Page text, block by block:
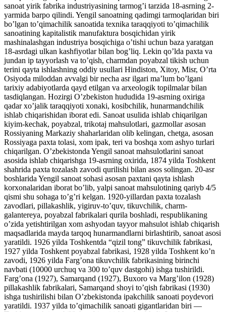
sanoat yirik fabrika industriyasining tarmog’i tarzida 18-asrning 2-
yarmida barpo qilindi. Yengil sanoatning qadimgi tarmoqlaridan biri
bo’lgan to’qimachilik sanoatida texnika taraqqiyoti to’qimachilik
sanoatining kapitalistik manufaktura bosqichidan yirik
mashinalashgan industriya bosqichiga o’tishi uchun baza yaratgan
18-asrdagi ulkan kashfiyotlar bilan bog’liq. Lekin qo’lda paxta va
jundan ip tayyorlash va to’qish, charmdan poyabzal tikish uchun
terini qayta ishlashning oddiy usullari Hindiston, Xitoy, Misr, O’rta
Osiyoda miloddan avvalgi bir necha asr ilgari ma’lum bo’lgani
tarixiy adabiyotlarda qayd etilgan va arxeologik topilmalar bilan
tasdiqlangan. Hozirgi O’zbekiston hududida 19-asrning oxiriga
qadar xo’jalik taraqqiyoti xonaki, kosibchilik, hunarmandchilik
ishlab chiqarishidan iborat edi. Sanoat usulida ishlab chiqarilgan
kiyim-kechak, poyabzal, trikotaj mahsulotlari, gazmollar asosan
Rossiyaning Markaziy shaharlaridan olib kelingan, chetga, asosan
Rossiyaga paxta tolasi, xom ipak, teri va boshqa xom ashyo turlari
chiqarilgan. O’zbekistonda Yengil sanoat mahsulotlarini sanoat
asosida ishlab chiqarishga 19-asrning oxirida, 1874 yilda Toshkent
shahrida paxta tozalash zavodi qurilishi bilan asos solingan. 20-asr
boshlarida Yengil sanoat sohasi asosan paxtani qayta ishlash
korxonalaridan iborat bo’lib, yalpi sanoat mahsulotining qariyb 4/5
qismi shu sohaga to’g’ri kelgan. 1920-yillardan paxta tozalash
zavodlari, pillakashlik, yigiruv-to’quv, tikuvchilik, charm-
galantereya, poyabzal fabrikalari qurila boshladi, respublikaning
o’zida yetishtirilgan xom ashyodan tayyor mahsulot ishlab chiqarish
maqsadlarida mayda tarqoq hunarmandlarni birlashtirib, sanoat asosi
yaratildi. 1926 yilda Toshkentda “qizil tong” tikuvchilik fabrikasi,
1927 yilda Toshkent poyabzal fabrikasi, 1928 yilda Toshkent ko’n
zavodi, 1926 yilda Farg’ona tikuvchilik fabrikasining birinchi
navbati (10000 urchuq va 300 to’quv dastgohi) ishga tushirildi.
Farg’ona (1927), Samarqand (1927), Buxoro va Marg’ilon (1928)
pillakashlik fabrikalari, Samarqand shoyi to’qish fabrikasi (1930)
ishga tushirilishi bilan O’zbekistonda ipakchilik sanoati poydevori
yaratildi. 1937 yilda to’qimachilik sanoati gigantlaridan biri —